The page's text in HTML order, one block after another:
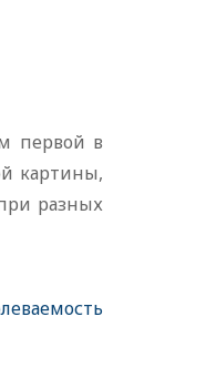
первой в
картины,
разных